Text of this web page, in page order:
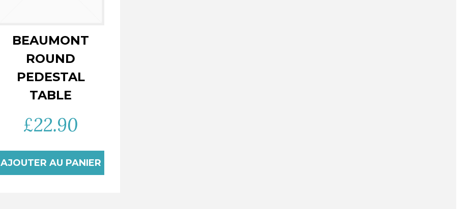
BEAUMONT
ROUND
PEDESTAL
TABLE
£22.90
AJOUTER AU PANIER